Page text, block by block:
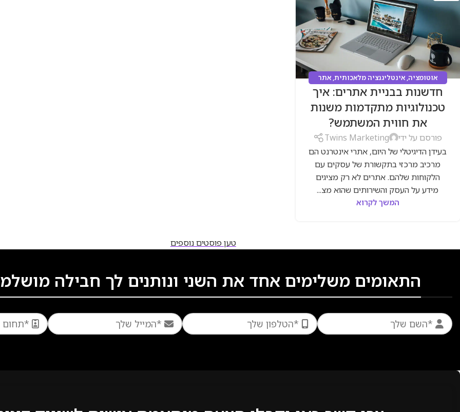
אוטומציה,אינטליגנציה מלאכותית,אתר
וורדפרס,אתר חנות לעסק, בניית אתר אינטרנט
לעסק,סוכנות דיגיטל,שיווק דיגיטלי
חדשנות בבניית אתרים: איך
טכנולוגיות מתקדמות משנות
את חווית המשתמש?
פורסם על ידי
Twins Marketing
בעידן הדיגיטלי של היום, אתרי אינטרנט הם
מרכיב מרכזי בתקשורת של עסקים עם
הלקוחות שלהם. אתרים לא רק מציגים
מידע על העסק והשירותים שהוא מצ...
המשך לקרוא
טען פוסטים נוספים
התאומים משלימים אחד את השני ונותנים לך חבילה